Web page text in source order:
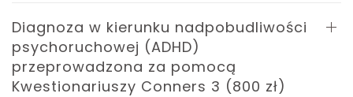
Diagnoza w kierunku nadpobudliwości
psychoruchowej (ADHD)
przeprowadzona za pomocą
Kwestionariuszy Conners 3 (800 zł)